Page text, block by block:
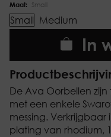
In
De Ava Oorbellen
met een enkele
messing.
plating van rhodium,
Maat: Small
Small Medium